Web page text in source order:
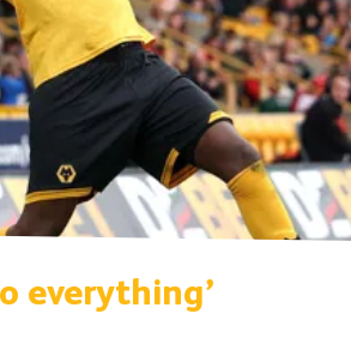
everything’